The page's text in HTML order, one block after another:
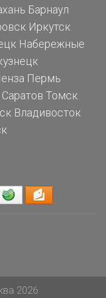
Барнаул
Иркутск
Набережные
Пермь
Саратов Томск
Владивосток
2026